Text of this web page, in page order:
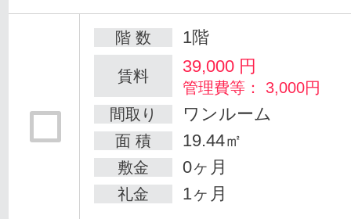
階 数 1階
賃料 39,000 円
管理費等： 3,000円
間取り
ワンルーム
面 積 19.44㎡
敷金 0ヶ月
礼金 1ヶ月